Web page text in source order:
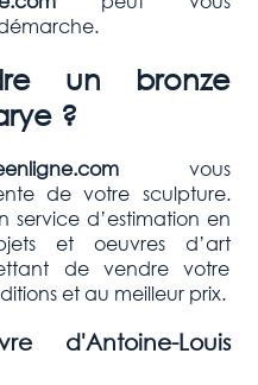
un bronze
?
vous
de votre sculpture.
service d’estimation en
et oeuvres d’art
de vendre votre
et au meilleur prix.
d'Antoine-Louis